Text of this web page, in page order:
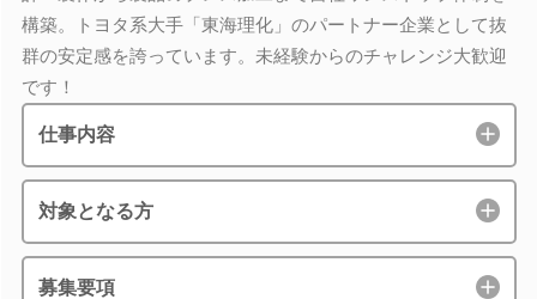
構築。トヨタ系大手「東海理化」のパートナー企業として抜
群の安定感を誇っています。未経験からのチャレンジ大歓迎
です！
仕事内容
対象となる方
募集要項